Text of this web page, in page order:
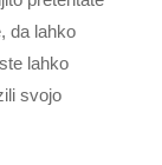
da lahko
lahko
svojo